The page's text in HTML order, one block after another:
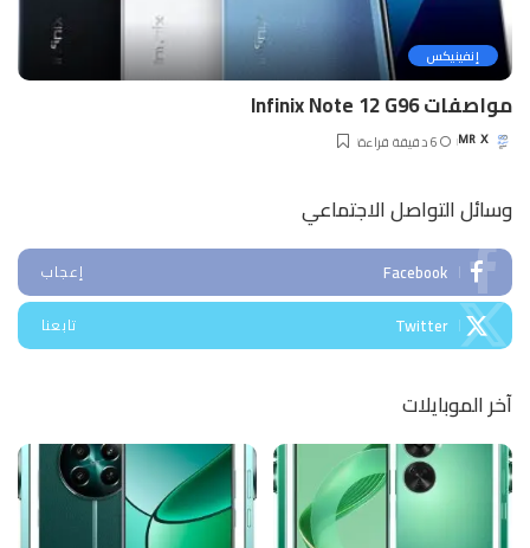
إنفينيكس
مواصفات Infinix Note 12 G96
Posted
MR X 6 دقيقة قراءة
وسائل التواصل الاجتماعي
Facebook إعجاب
Twitter تابعنا
آخر الموبايلات